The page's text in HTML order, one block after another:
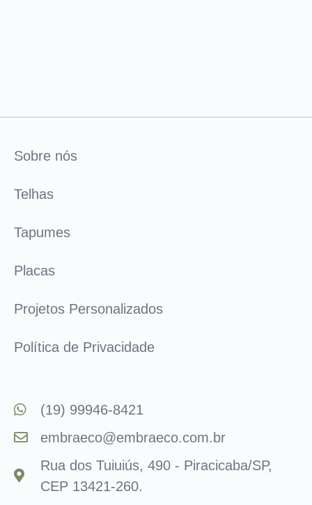
Sobre nós
Telhas
Tapumes
Placas
Projetos Personalizados
Política de Privacidade
(19) 99946-8421
embraeco@embraeco.com.br
Rua dos Tuiuiús, 490 - Piracicaba/SP,
CEP 13421-260.